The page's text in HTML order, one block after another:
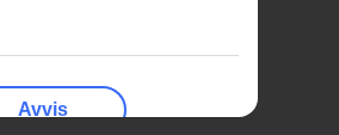
Avvis